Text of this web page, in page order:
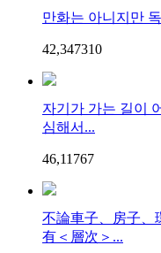
만화는 아니지만
42,347310
자기가 가는 길이
심해서...
46,11767
不論車子、房子、
有＜層次＞...